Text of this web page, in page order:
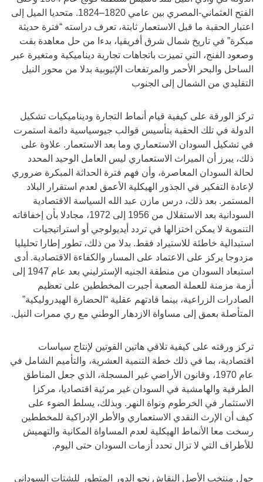
الفتح العثماني-المصري بين عامي 1820–1824. متحديا الميل إلى
اعتبار الحقبة ما قبل الاستعمار ثابتة، تعرف دراسته “فترة حديثة
مبكرة” في تاريخ شمال شرق أفريقيا، بدءا من حل معاهدة بقت
وصعود الفنج، التي تميزت باتجاهات تجارية ديناميكية ومتغيرة عبر
الساحل والبحر الأحمر والمرتفعات الإثيوبية بدلا من محور النيل
التقليدي من الشمال إلى الجنوب
تركز الورقة على كيفية قيام أنماط التجارة وديناميكيات تشكيل
الدولة في تلك الحقبة بتأسيس قوالب جيوسياسية دائمة استمرت
في تشكيل السودان الاستعماري وما بعد الاستعمار. علاوة على
ذلك، يبرز أن الميراث الاستعماري ليس العامل الوحيد المحدد
لحالة السودان المعاصرة، وأن فهم فترة الحداثة المبكرة ضروري
لإعادة التفكير في الجذور الهيكلية الأعمق لعدم استقرار البلاد
المستمر. بعد ذلك، درس مازن عبد الله السياسة الاقتصادية
السودانية بعد الاستقلال من 1956 إلى 1972، مجادلا بأن إخفاقاته
التنموية لا يمكن اختزالها في تردد أيديولوجي أو استراتيجيات
استبدالية خاطئة للاستيراد فقط. بدلا من ذلك، تطور إطارا تحليليا
مزدوجا يركز على الاعتماد على المسار والكفاءة الاقتصادية. أدى
استبعاد السودان من منطقة الجنيه الإسترليني بعد عام 1947 إلى
أزمة مزمنة للعملة الصعبة أجبرت المخططين على تعظيم
الصادرات الزراعية، بينما قادتهم عقلية “الحضارة الهيدروليكية”
المتأصلة بعمق إلى مساواة الازدهار الوطني مع ري ممرات النيل.
تركز ورقته على كيفية تلاقي هاتين القوتين لإنتاج سياسات
اقتصادية، بما في ذلك خطة التنمية العشرية، والتأميم الشامل في
عام 1970، وقانون الأراضي غير المسجلة، الذي جعل المناطق
الطرفية والهامشية في السودان غير مرئية اقتصاديا، مركزا
الاستثمار في الخرطوم ونواة النهر. وبذلك، يسلط الضوء على
كيف أن الإرث النقدي الاستعماري والأطر الإدراكية للمخططين
رسخت معا الأنماط الهيكلية لعدم المساواة المكانية والتهميش
للأطراف التي لا تزال تحدد أزمات السودان حتى اليوم.
حول منتخب الأصل النقاش نحو الدور المتطور للشتات السوداني